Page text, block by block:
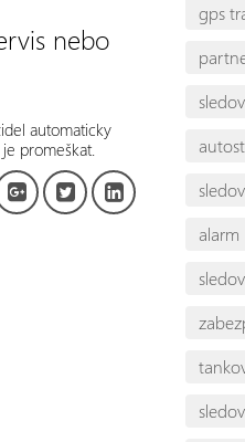
nebo
automaticky
promeškat.
gps
alarm